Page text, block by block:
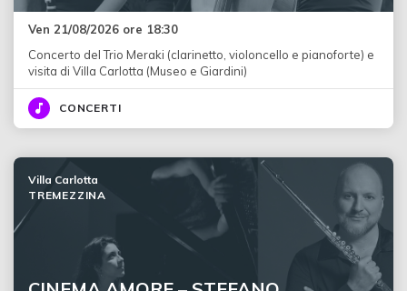
Ven 21/08/2026 ore 18:30
Concerto del Trio Meraki (clarinetto, violoncello e pianoforte) e
visita di Villa Carlotta (Museo e Giardini)
CONCERTI
Villa Carlotta
TREMEZZINA